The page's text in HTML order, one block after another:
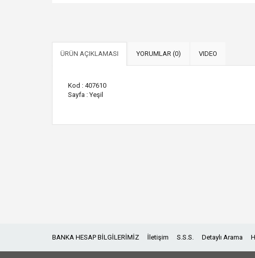
ÜRÜN AÇIKLAMASI YORUMLAR (0) VIDEO
Kod : 407610
Sayfa : Yeşil
BANKA HESAP BİLGİLERİMİZ İletişim S.S.S. Detaylı Arama